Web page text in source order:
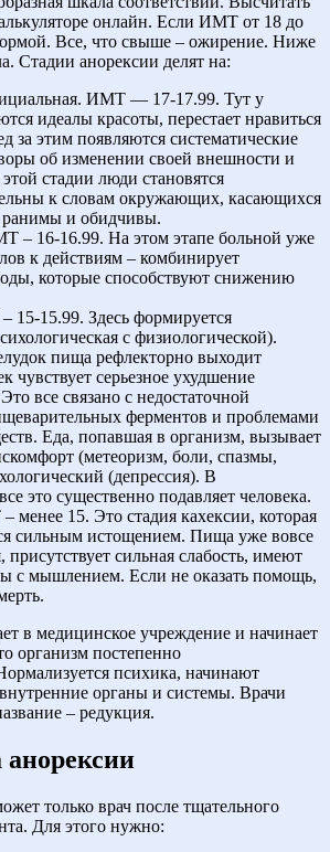
онлайн. Если ИМТ от 18 до
Все, что свыше – ожирение. Ниже
Стадии анорексии делят на:
ИМТ — 17-17.99. Тут у
идеалы красоты, перестает нравиться
за этим появляются систематические
об изменении своей внешности и
стадии люди становятся
к словам окружающих, касающихся
ранимы и обидчивы.
– 16-16.99. На этом этапе больной уже
к действиям – комбинирует
которые способствуют снижению
15-15.99. Здесь формируется
с физиологической).
пища рефлекторно выходит
чувствует серьезное ухудшение
все связано с недостаточной
ферментов и проблемами
Еда, попавшая в организм, вызывает
(метеоризм, боли, спазмы,
(депрессия). В
это существенно подавляет человека.
менее 15. Это стадия кахексии, которая
сильным истощением. Пища уже вовсе
присутствует сильная слабость, имеют
с мышлением. Если не оказать помощь,
в медицинское учреждение и начинает
организм постепенно
психика, начинают
органы и системы. Врачи
– редукция.
анорексии
только врач после тщательного
Для этого нужно: